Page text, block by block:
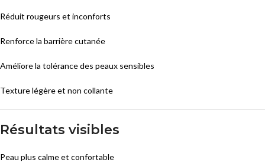
Réduit rougeurs et inconforts
Renforce la barrière cutanée
Améliore la tolérance des peaux sensibles
Texture légère et non collante
Résultats visibles
Peau plus calme et confortable